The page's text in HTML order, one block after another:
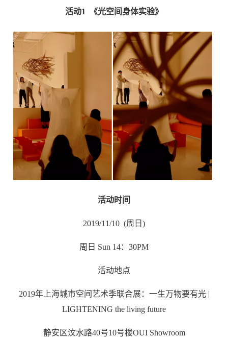
活动1 《光空间身体实验》
活动时间
2019/11/10 (周日 )
周日 Sun 14： 30PM
活动地点
2019年上海城市空间艺术季联合展：一生万物要有光 |
LIGHTENING the living future
静安区汶水路40号10号楼OUI Showroom